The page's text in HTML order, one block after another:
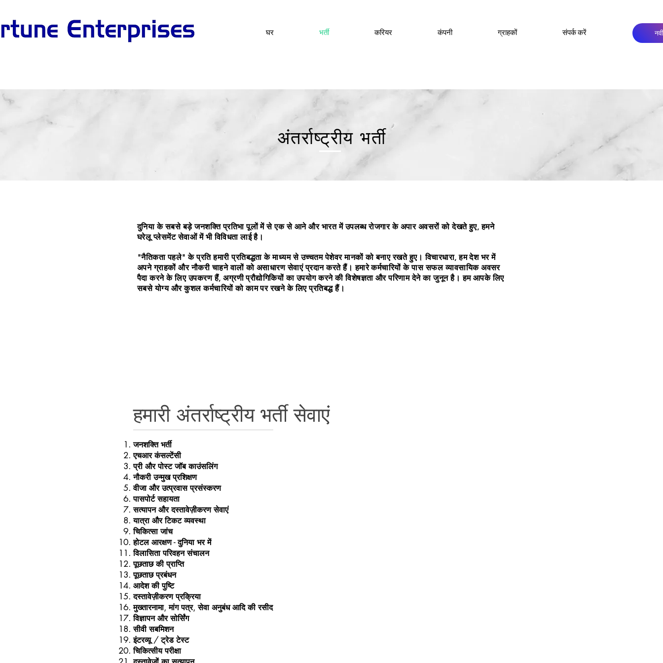
घर भर्ती करियर कंपनी ग्राहकों संपर्क करें
हमारे बारे में
अंतर्राष्ट्रीय भर्ती
दुनिया के सबसे बड़े जनशक्ति प्रतिभा पूलों में से एक से आने और भारत में उपलब्ध रोजगार के अपार अवसरों को देखते हुए, हमने
घरेलू प्लेसमेंट सेवाओं में भी विविधता लाई है।
"नैतिकता पहले" के प्रति हमारी प्रतिबद्धता के माध्यम से उच्चतम पेशेवर मानकों को बनाए रखते हुए। विचारधारा, हम देश भर में
अपने ग्राहकों और नौकरी चाहने वालों को असाधारण सेवाएं प्रदान करते हैं। हमारे कर्मचारियों के पास सफल व्यावसायिक अवसर
पैदा करने के लिए उपकरण हैं, अग्रणी प्रौद्योगिकियों का उपयोग करने की विशेषज्ञता और परिणाम देने का जुनून है। हम आपके लिए
सबसे योग्य और कुशल कर्मचारियों को काम पर रखने के लिए प्रतिबद्ध हैं।
हमारी अंतर्राष्ट्रीय भर्ती सेवाएं
जनशक्ति भर्ती
एचआर कंसल्टेंसी
प्री और पोस्ट जॉब काउंसलिंग
नौकरी उन्मुख प्रशिक्षण
वीजा और उत्प्रवास प्रसंस्करण
पासपोर्ट सहायता
सत्यापन और दस्तावेज़ीकरण सेवाएं
यात्रा और टिकट व्यवस्था
चिकित्सा जांच
होटल आरक्षण - दुनिया भर में
विलासिता परिवहन संचालन
पूछताछ की प्राप्ति
पूछताछ प्रबंधन
आदेश की पुष्टि
दस्तावेज़ीकरण प्रक्रिया
मुख्तारनामा, मांग पत्र, सेवा अनुबंध आदि की रसीद
विज्ञापन और सोर्सिंग
सीवी सबमिशन
इंटरव्यू / ट्रेड टेस्ट
चिकित्सीय परीक्षा